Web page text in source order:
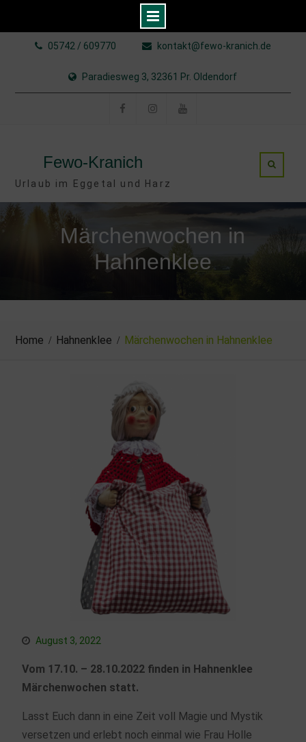
05742 / 609770 kontakt@fewo-kranich.de
Paradiesweg 3, 32361 Pr. Oldendorf
Fewo-Kranich
Urlaub im Eggetal und Harz
Märchenwochen in
Hahnenklee
Home Hahnenklee Märchenwochen in Hahnenklee
August 3, 2022
Vom 17.10. – 28.10.2022 finden in Hahnenklee
Märchenwochen statt.
Lasst Euch dann in eine Zeit voll Magie und Mystik
versetzen und erlebt noch einmal wie Frau Holle